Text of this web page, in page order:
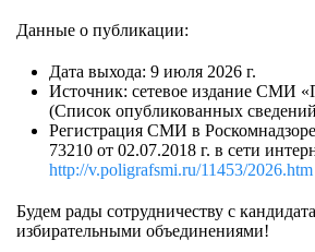
Данные о публикации:
Дата выхода: 9 июля 2026 г.
Источник: сетевое издание СМИ
(Список опубликованных
Регистрация СМИ в
73210 от 02.07.2018 г. в сети
http://v.poligrafsmi.ru/11453/2026.htm
Будем рады сотрудничеству с
избирательными объединениями!